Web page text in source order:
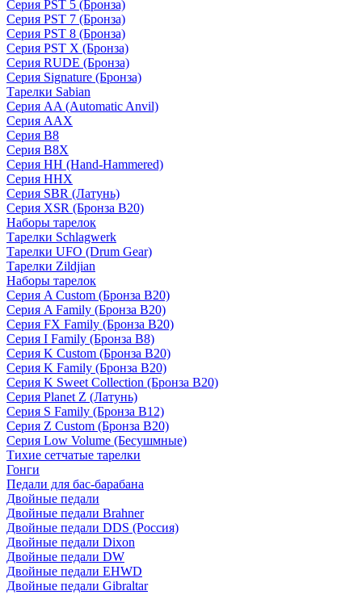
Серия PST 5 (Бронза)
Серия PST 7 (Бронза)
Серия PST 8 (Бронза)
Серия PST X (Бронза)
Серия RUDE (Бронза)
Серия Signature (Бронза)
Тарелки Sabian
Серия AA (Automatic Anvil)
Серия AAX
Серия B8
Серия B8X
Серия HH (Hand-Hammered)
Серия HHX
Серия SBR (Латунь)
Серия XSR (Бронза B20)
Наборы тарелок
Тарелки Schlagwerk
Тарелки UFO (Drum Gear)
Тарелки Zildjian
Наборы тарелок
Серия A Custom (Бронза B20)
Серия A Family (Бронза B20)
Серия FX Family (Бронза B20)
Серия I Family (Бронза B8)
Серия K Custom (Бронза B20)
Серия K Family (Бронза B20)
Серия K Sweet Collection (Бронза B20)
Серия Planet Z (Латунь)
Серия S Family (Бронза B12)
Серия Z Custom (Бронза B20)
Серия Low Volume (Бесушмные)
Тихие сетчатые тарелки
Гонги
Педали для бас-барабана
Двойные педали
Двойные педали Brahner
Двойные педали DDS (Россия)
Двойные педали Dixon
Двойные педали DW
Двойные педали EHWD
Двойные педали Gibraltar